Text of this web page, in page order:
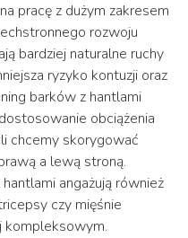
pracę z dużym zakresem
rozwoju
bardziej naturalne ruchy
ryzyko kontuzji oraz
barków z hantlami
obciążenia
chcemy skorygować
a lewą stroną.
angażują również
czy mięśnie
kompleksowym.